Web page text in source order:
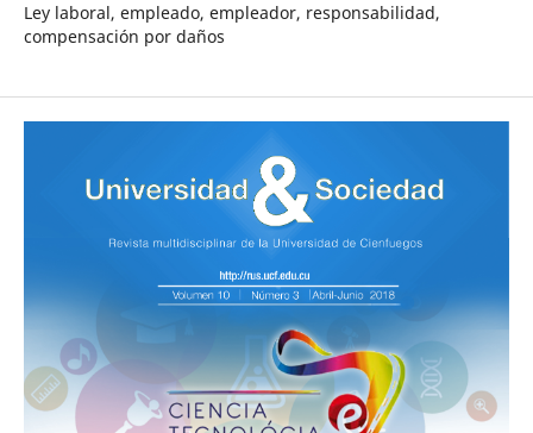
Ley laboral, empleado, empleador, responsabilidad,
compensación por daños